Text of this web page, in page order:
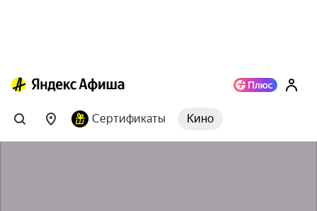
Сертификаты Кино